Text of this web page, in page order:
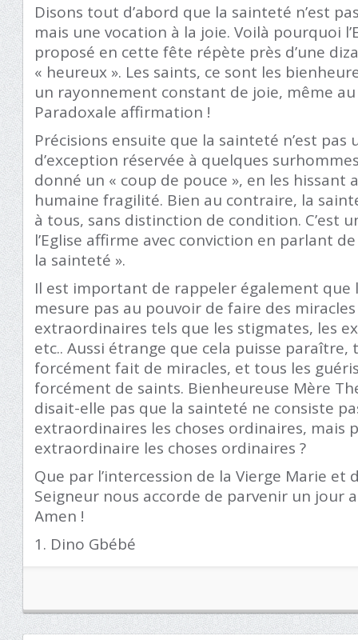
Disons tout d’abord que la sainteté n’est
mais une vocation à la joie. Voilà pourquoi
proposé en cette fête répète près d’une
« heureux ». Les saints, ce sont les
un rayonnement constant de joie, même
Paradoxale affirmation !
Précisions ensuite que la sainteté n’est pas
d’exception réservée à quelques
donné un « coup de pouce », en les hissant
humaine fragilité. Bien au contraire, la
à tous, sans distinction de condition. C’est
l’Eglise affirme avec conviction en parlant
la sainteté ».
Il est important de rappeler également que
mesure pas au pouvoir de faire des
extraordinaires tels que les stigmates, les
etc.. Aussi étrange que cela puisse paraître,
forcément fait de miracles, et tous les
forcément de saints. Bienheureuse Mère
disait-elle pas que la sainteté ne consiste
extraordinaires les choses ordinaires, mais
extraordinaire les choses ordinaires ?
Que par l’intercession de la Vierge Marie et
Seigneur nous accorde de parvenir un jour
Amen !
Dino Gbébé